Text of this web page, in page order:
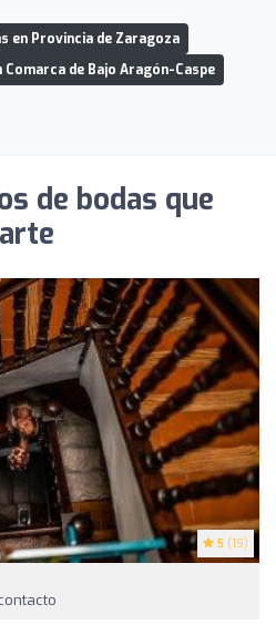
en Provincia de Zaragoza
de Bajo Aragón-Caspe
de bodas que
5 (19)